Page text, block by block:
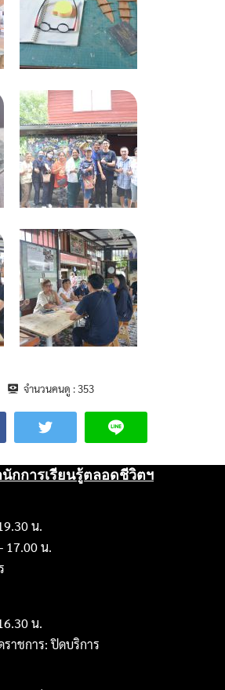
จำนวนคนดู :353
นักการเรียนรู้ตลอดชีวิตฯ
น.
17.00 น.
น.
าชการ: ปิดบริการ